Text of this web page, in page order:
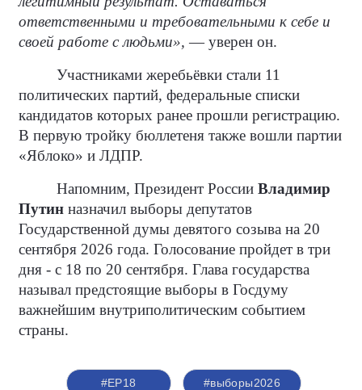
ответственными и требовательными к себе и
своей работе с людьми», — уверен он.
Участниками жеребьёвки стали 11
политических партий, федеральные списки
кандидатов которых ранее прошли регистрацию.
В первую тройку бюллетеня также вошли партии
«Яблоко» и ЛДПР.
Напомним, Президент РоссииВладимир
Путин назначил выборы депутатов
Государственной думы девятого созыва на 20
сентября 2026 года. Голосование пройдет в три
дня - с 18 по 20 сентября. Глава государства
называл предстоящие выборы в Госдуму
важнейшим внутриполитическим событием
страны.
#ЕР18 #выборы2026